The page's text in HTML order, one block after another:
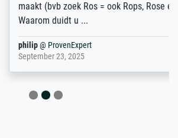
zoek Ros = ook Rops, Rose etc).
u ...
2025